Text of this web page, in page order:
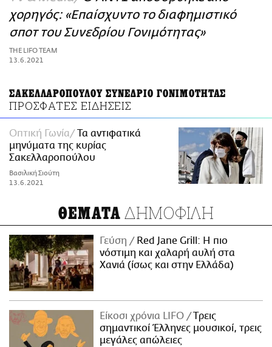
ΑΜΠΑ
PRINT
χορηγός: «Επαίσχυντο το διαφημιστικό
σποτ του Συνεδρίου Γονιμότητας»
THE LIFO TEAM
13.6.2021
ΣΑΚΕΛΛΑΡΟΠΟΥΛΟΥ ΣΥΝΕΔΡΙΟ ΓΟΝΙΜΟΤΗΤΑΣ
ΠΡΟΣΦΑΤΕΣ ΕΙΔΗΣΕΙΣ
Οπτική Γωνία
Τα αντιφατικά
μηνύματα της κυρίας
Σακελλαροπούλου
Βασιλική Σιούτη
13.6.2021
ΘΕΜΑΤΑ ΔΗΜΟΦΙΛΗ
Γεύση
Red Jane Grill: Η πιο
νόστιμη και χαλαρή αυλή στα
Χανιά (ίσως και στην Ελλάδα)
Είκοσι χρόνια LIFO
Tρεις
σημαντικοί Έλληνες μουσικοί, τρεις
μεγάλες απώλειες